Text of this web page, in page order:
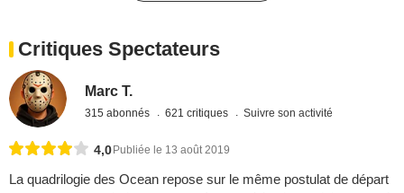
Critiques Spectateurs
Marc T.
315 abonnés 621 critiques Suivre son activité
4,0 Publiée le 13 août 2019
La quadrilogie des Ocean repose sur le même postulat de départ